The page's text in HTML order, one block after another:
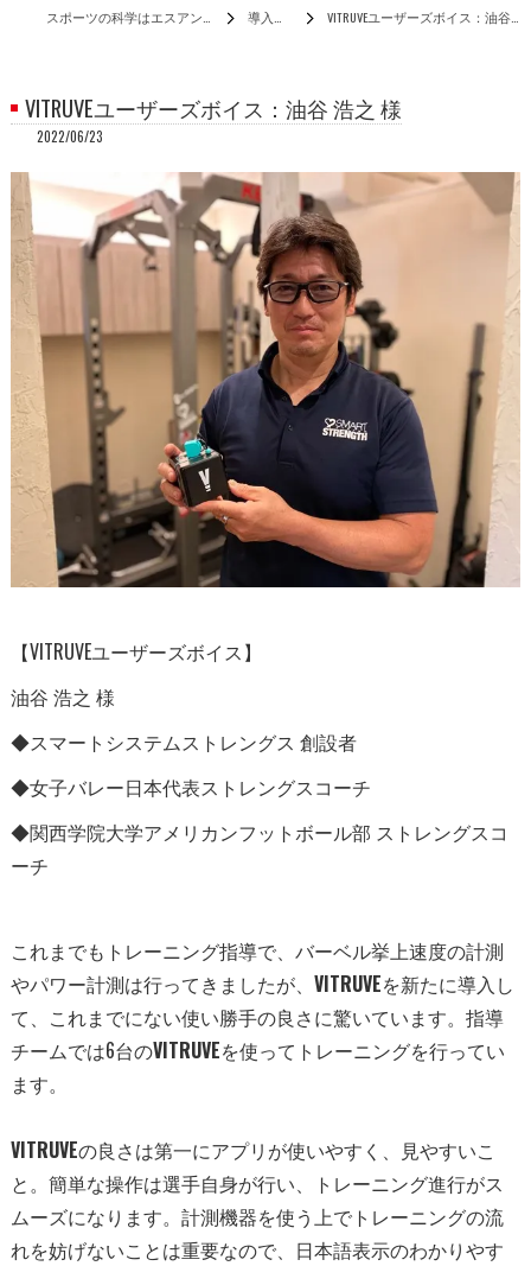
導入実績 VITRUVEユーザーズボイス：油谷 浩之 様
VITRUVEユーザーズボイス：油谷 浩之 様
2022/06/23
【VITRUVEユーザーズボイス】
油谷 浩之 様
◆スマートシステムストレングス 創設者
◆女子バレー日本代表ストレングスコーチ
◆関西学院大学アメリカンフットボール部 ストレングスコ
ーチ
これまでもトレーニング指導で、 バーベル挙上速度の計測
やパワー計測は行ってきましたが、 VITRUVEを新たに導入し
て、 これまでにない使い勝手の良さに驚いています。 指導
チームでは6台のVITRUVEを使ってトレーニングを行ってい
ます。
VITRUVEの良さは第一にアプリが使いやすく、
見やすいこ
と。簡単な操作は選手自身が行い、
トレーニング進行がス
ムーズになります。計測機器を使う上でトレーニングの流
れを妨げないことは重要なので、日本語表示のわかりやす